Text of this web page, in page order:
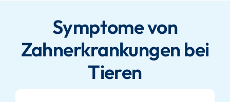
Symptome von
Zahnerkrankungen bei
Tieren